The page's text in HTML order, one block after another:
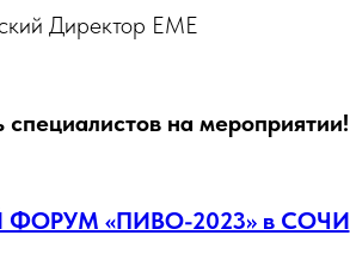
Директор ЕМЕ
на мероприятии!
«ПИВО-2023» в СОЧИ